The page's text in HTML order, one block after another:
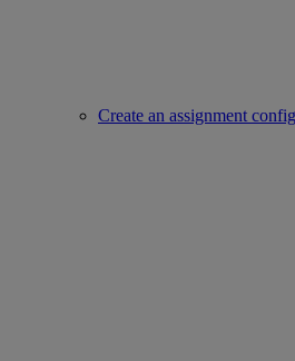
Create an assignment